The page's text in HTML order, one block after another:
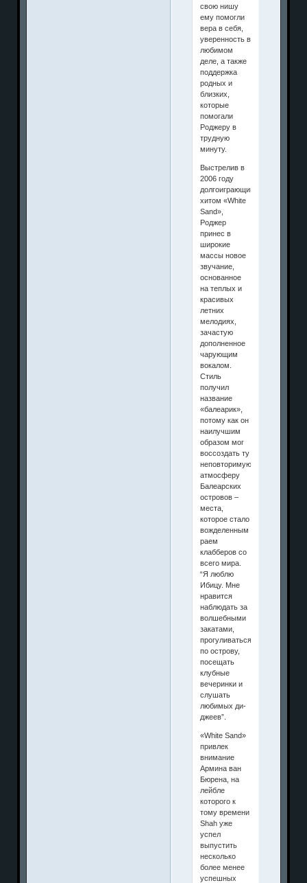
свою нишу
ему помогли
вера в себя,
уверенность в
любимом
деле, а также
поддержка
родных и
близких,
которые
помогали
Роджеру в
трудную
минуту.
Выстрелив в
2006 году
долгоиграющим
хитом «White
Sand»,
Роджер
принес в
широкие
массы новое
звучание,
основанное
на теплых и
красивых
летних
мелодиях,
зачастую
дополненное
чарующим
вокалом.
Стиль
получил
название
«балеарик»,
потому как он
наилучшим
образом мог
воссоздать ту
неповторимую
атмосферу
Балеарских
островов –
места,
которое стало
вожделенным
раем
клабберов со
всего мира.
“Я люблю
Ибицу. Мне
нравится
наблюдать за
волшебными
закатами,
прогуливаться
по острову,
посещать
клубные
вечеринки и
слушать
любимых ди-
джеев”.
«White Sand»
привлек
внимание
Армина ван
Бюрена, на
лейбле
которого к
тому времени
Shah уже
успел
выпустить
несколько
более менее
успешных